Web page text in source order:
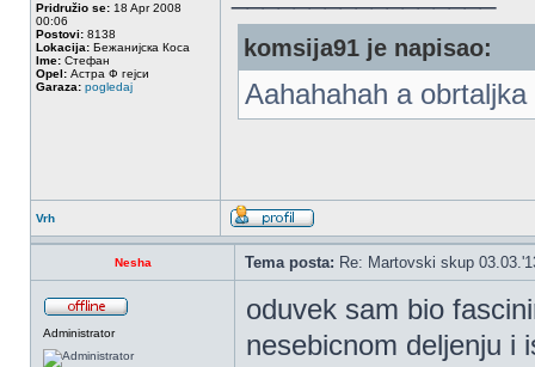
Pridružio se: 18 Apr 2008
00:06
Postovi: 8138
Lokacija: Бежанијска Коса
Ime: Стефан
Opel: Астра Ф гејси
Garaza: pogledaj
komsija91 je napisao:
Aahahahah a
Vrh
Nesha Tema posta: Re: Martovski skup
Administrator
oduvek sam bio
nesebicnom deljenju i